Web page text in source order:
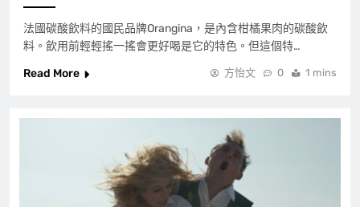
法國碳酸飲料的國民品牌Orangina，是內含柑橘果肉的碳酸飲
料。飲用前輕輕搖一搖會更好喝是它的特色。但這個特…
Read More
方怡文 0 1 mins